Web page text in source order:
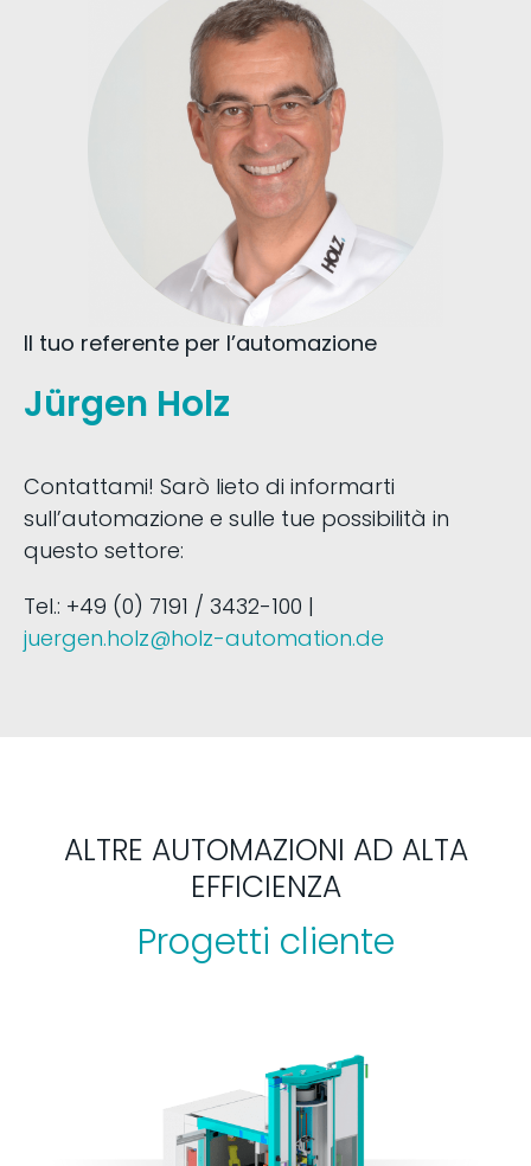
Il tuo referente per l’automazione
Jürgen Holz
Contattami! Sarò lieto di informarti
sull’automazione e sulle tue possibilità in
questo settore:
Tel.: +49 (0) 7191 / 3432-100 |
juergen.holz@holz-automation.de
ALTRE AUTOMAZIONI AD ALTA
EFFICIENZA
Progetti cliente